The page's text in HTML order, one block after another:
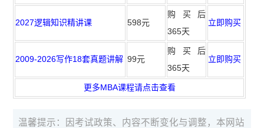
2027逻辑知识精讲课 598元
购买后
365天
立即购买
2009-2026写作18套真题讲解 99元
购买后
365天
立即购买
更多MBA课程请点击查看
温馨提示：因考试政策、内容不断变化与调整，本网站